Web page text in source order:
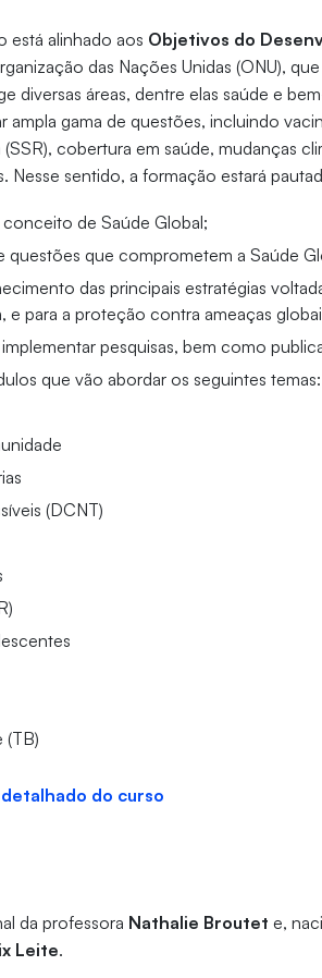
está alinhado aos Objetivos do
das Nações Unidas (ONU),
diversas áreas, dentre elas saúde e
ampla gama de questões, incluindo
cobertura em saúde, mudanças
Nesse sentido, a formação estará
de Saúde Global;
questões que comprometem a Saúde
das principais estratégias
e para a proteção contra ameaças
pesquisas, bem como
que vão abordar os seguintes temas:
(DCNT)
(TB)
do curso
da professora Nathalie Broutet e,
Leite.